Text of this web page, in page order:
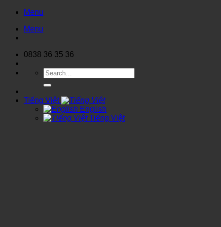
Menu
Menu
0838 36 35 36
Search
for:
Tiếng Việt
English
Tiếng Việt